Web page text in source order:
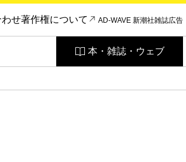
せ著作権について AD-WAVE 新潮社雑誌広告
本・雑誌・ウェブ